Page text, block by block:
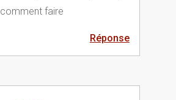
comment faire
Réponse